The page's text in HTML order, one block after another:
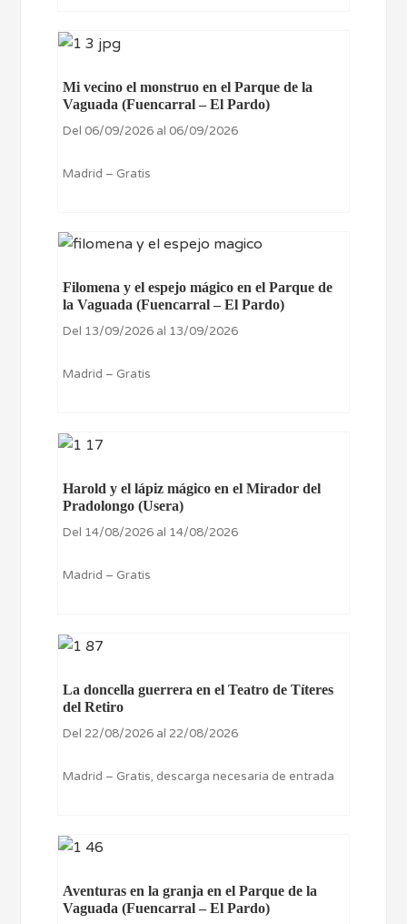
Mi vecino el monstruo en el Parque de la
Vaguada (Fuencarral – El Pardo)
Del 06/09/2026 al 06/09/2026
Madrid – Gratis
Filomena y el espejo mágico en el Parque de
la Vaguada (Fuencarral – El Pardo)
Del 13/09/2026 al 13/09/2026
Madrid – Gratis
Harold y el lápiz mágico en el Mirador del
Pradolongo (Usera)
Del 14/08/2026 al 14/08/2026
Madrid – Gratis
La doncella guerrera en el Teatro de Títeres
del Retiro
Del 22/08/2026 al 22/08/2026
Madrid – Gratis, descarga necesaria de entrada
Aventuras en la granja en el Parque de la
Vaguada (Fuencarral – El Pardo)